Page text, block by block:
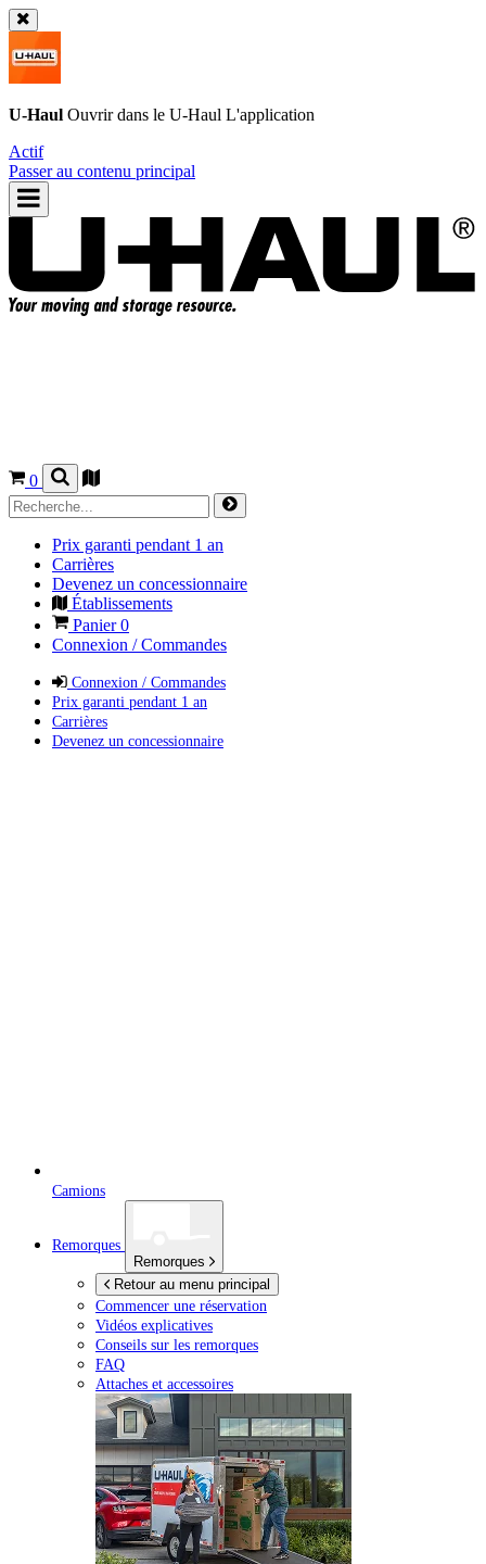
U-Haul Ouvrir dans le U-Haul L'application
Actif
Passer au contenu principal
0
Prix garanti pendant 1 an
Carrières
Devenez un concessionnaire
Établissements
Panier0
Connexion / Commandes
Connexion / Commandes
Prix garanti pendant 1 an
Carrières
Devenez un concessionnaire
Camions
Remorques
Remorques
Retour au menu principal
Commencer une réservation
Vidéos explicatives
Conseils sur les remorques
FAQ
Attaches et accessoires